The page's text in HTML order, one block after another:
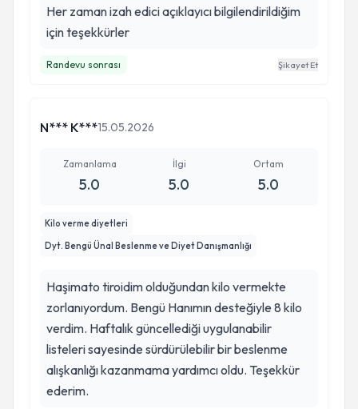
Her zaman izah edici açıklayıcı bilgilendirildiğim
için teşekkürler
Randevu sonrası Şikayet Et
N*** K***15.05.2026
Zamanlama
5.0
İlgi
5.0
Ortam
5.0
Kilo verme diyetleri
Dyt. Bengü Ünal Beslenme ve Diyet Danışmanlığı
Haşimato tiroidim olduğundan kilo vermekte
zorlanıyordum. Bengü Hanımın desteğiyle 8 kilo
verdim. Haftalık güncellediği uygulanabilir
listeleri sayesinde sürdürülebilir bir beslenme
alışkanlığı kazanmama yardımcı oldu. Teşekkür
ederim.